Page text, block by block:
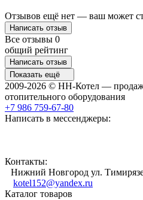
Отзывов ещё нет — ваш может
Написать отзыв
Все отзывы 0
общий рейтинг
Написать отзыв
Показать ещё
2009-2026 © НН-Котел —
отопительного оборудования
+7 986 759-67-80
Написать в мессенджеры:
Контакты:
Нижний Новгород ул.
kotel152@yandex.ru
Каталог товаров